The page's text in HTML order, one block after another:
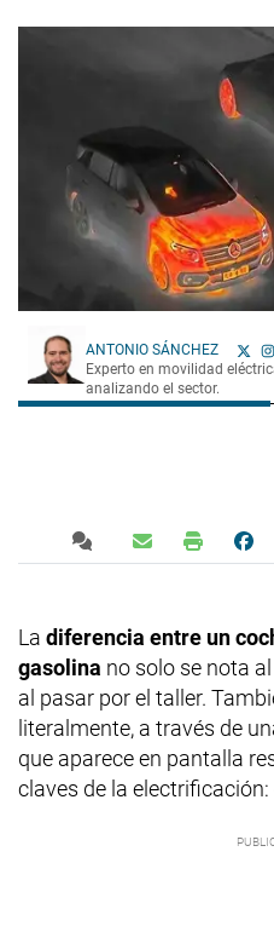
ANTONIO SÁNCHEZ
Experto en movilidad
analizando el sector.
La diferencia entre un
gasolina no solo se nota
al pasar por el taller.
literalmente, a través de
que aparece en pantalla
claves de la electrificación: